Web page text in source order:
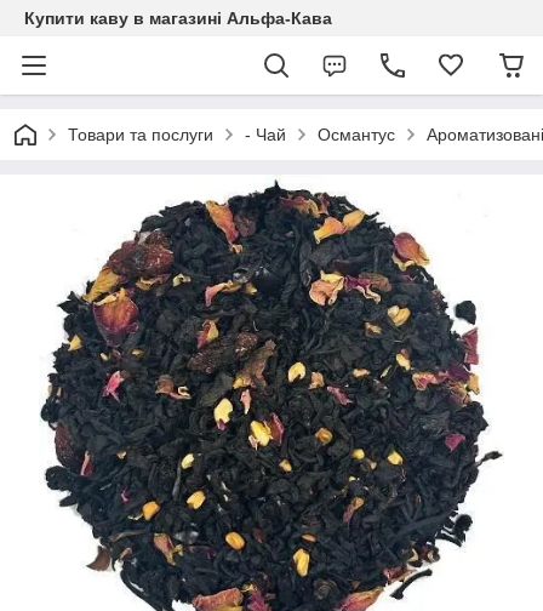
Купити каву в магазині Альфа-Кава
Товари та послуги - Чай Османтус